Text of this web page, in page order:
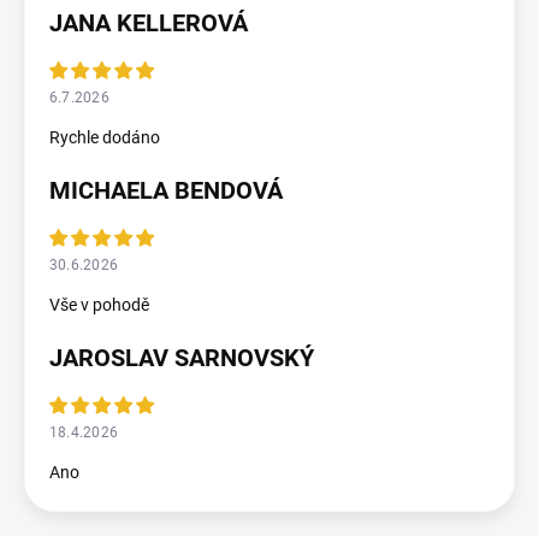
JANA KELLEROVÁ
6.7.2026
Rychle dodáno
MICHAELA BENDOVÁ
30.6.2026
Vše v pohodě
JAROSLAV SARNOVSKÝ
18.4.2026
Ano